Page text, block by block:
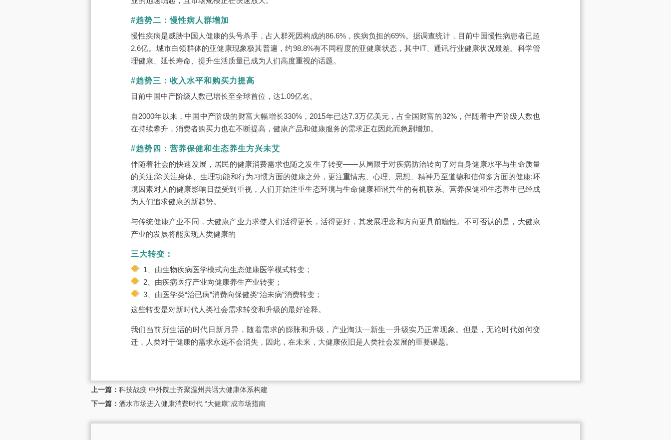
#趋势二：慢性病人群增加
慢性疾病是威胁中国人健康的头号杀手，占人群死因构成的86.6%，疾病负担的69%。据调查统计，目前中国慢性病患者已超
2.6亿。城市白领群体的亚健康现象极其普遍，约98.8%有不同程度的亚健康状态，其中IT、通讯行业健康状况最差。科学管
理健康、延长寿命、提升生活质量已成为人们高度重视的话题。
#趋势三：收入水平和购买力提高
目前中国中产阶级人数已增长至全球首位，达1.09亿名。
自2000年以来，中国中产阶级的财富大幅增长330%，2015年已达7.3万亿美元，占全国财富的32%，伴随着中产阶级人数也
在持续攀升，消费者购买力也在不断提高，健康产品和健康服务的需求正在因此而急剧增加。
#趋势四：营养保健和生态养生方兴未艾
伴随着社会的快速发展，居民的健康消费需求也随之发生了转变——从局限于对疾病防治转向了对自身健康水平与生命质量
的关注;除关注身体、生理功能和行为习惯方面的健康之外，更注重情志、心理、思想、精神乃至道德和信仰多方面的健康;环
境因素对人的健康影响日益受到重视，人们开始注重生态环境与生命健康和谐共生的有机联系。营养保健和生态养生已经成
为人们追求健康的新趋势。
与传统健康产业不同，大健康产业力求使人们活得更长，活得更好，其发展理念和方向更具前瞻性。不可否认的是，大健康
产业的发展将能实现人类健康的
三大转变：
1、由生物疾病医学模式向生态健康医学模式转变；
2、由疾病医疗产业向健康养生产业转变；
3、由医学类“治已病”消费向保健类“治未病”消费转变；
这些转变是对新时代人类社会需求转变和升级的最好诠释。
我们当前所生活的时代日新月异，随着需求的膨胀和升级，产业淘汰—新生—升级实乃正常现象。但是，无论时代如何变
迁，人类对于健康的需求永远不会消失，因此，在未来，大健康依旧是人类社会发展的重要课题。
上一篇： 科技战疫 中外院士齐聚温州共话大健康体系构建
下一篇： 酒水市场进入健康消费时代 “大健康”成市场指南